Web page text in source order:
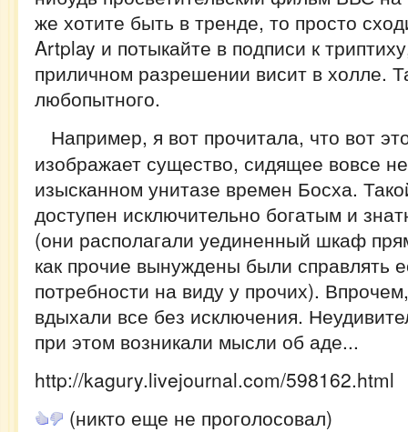
же хотите быть в тренде, то просто
Artplay и потыкайте в подписи к
приличном разрешении висит в холле.
любопытного.
Например, я вот прочитала, что вот
изображает существо, сидящее вовсе
изысканном унитазе времен Босха.
доступен исключительно богатым и
(они располагали уединенный шкаф
как прочие вынуждены были справлять
потребности на виду у прочих).
вдыхали все без исключения.
при этом возникали мысли об аде...
http://kagury.livejournal.com/598162.html
(никто еще не проголосовал)